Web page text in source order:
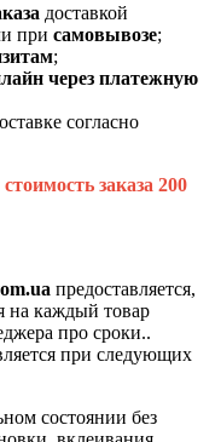
доставкой
при самовывозе;
;
через платежную
согласно
заказа 200
предоставляется,
на каждый товар
про сроки..
при следующих
состоянии без